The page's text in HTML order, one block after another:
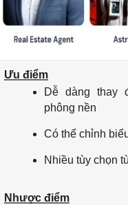
Ưu điểm
Dễ dàng thay
phông nền
Có thể chỉnh
Nhiều tùy chọn
Nhược điểm